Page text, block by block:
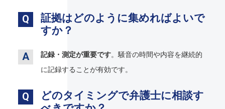
証拠はどのように集めればよいで
すか？
記録・測定が重要です。騒音の時間や内容を継続的
に記録することが有効です。
どのタイミングで弁護士に相談す